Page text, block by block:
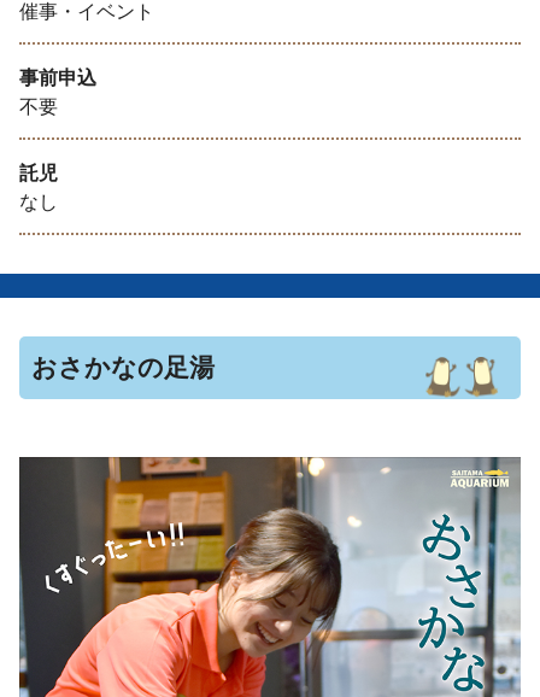
催事・イベント
事前申込
不要
託児
なし
おさかなの足湯